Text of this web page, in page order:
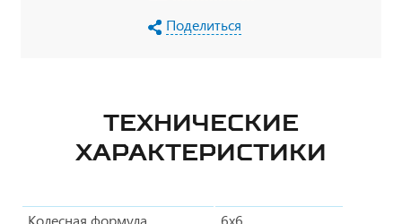
Поделиться
ТЕХНИЧЕСКИЕ
ХАРАКТЕРИСТИКИ
Колесная формула 6х6